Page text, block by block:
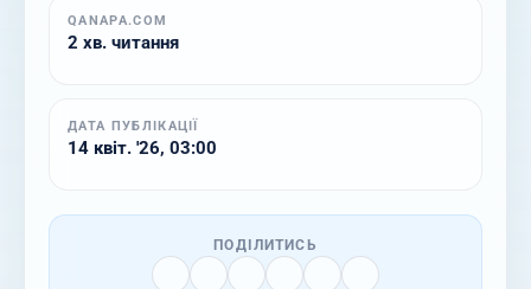
QANAPA.COM
2 хв. читання
ДАТА ПУБЛІКАЦІЇ
14 квіт. '26, 03:00
ПОДІЛИТИСЬ